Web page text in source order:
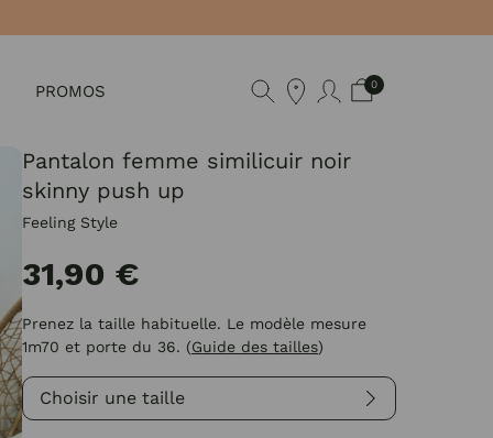
PROMOS 0
Pantalon femme similicuir noir
skinny push up
Feeling Style
31,90 €
Prenez la taille habituelle. Le modèle mesure
1m70 et porte du 36. (Guide des tailles)
Choisir une taille